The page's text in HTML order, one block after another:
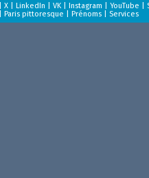
X| LinkedIn VK| Instagram YouTube
Paris pittoresque Prénoms| Services